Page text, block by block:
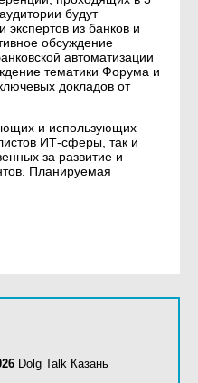
будут
из банков и
обсуждение
автоматизации
тематики Форума и
докладов от
и использующих
ИТ-сферы, так и
за развитие и
Планируемая
Dolg Talk Казань